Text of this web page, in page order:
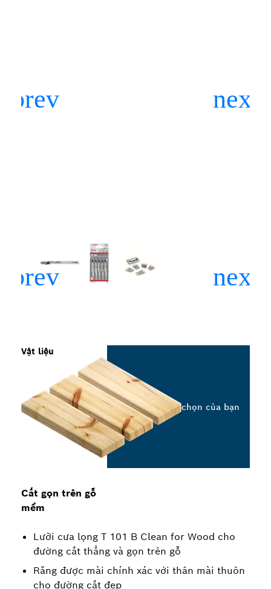
Cắt gọn trên gỗ
mềm
Lưỡi cưa lọng T 101 B Clean for Wood cho
đường cắt thẳng và gọn trên gỗ
Răng được mài chính xác với thân mài thuôn
cho đường cắt đẹp
Vật liệu
Chọn tùy chọn của bạn